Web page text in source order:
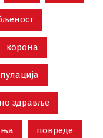
корона
здравље
повреде